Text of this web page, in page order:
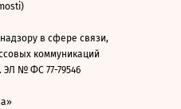
в сфере связи,
коммуникаций
ЭЛ № ФС 77-79546